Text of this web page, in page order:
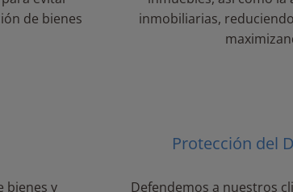
de bienes
inmobiliarias,
bienes y
Protección del
Defendemos a nuestros